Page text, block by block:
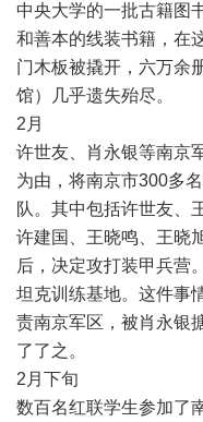
中央大学的一批古籍图
和善本的线装书籍，在
门木板被撬开，六万余
馆）几乎遗失殆尽。
2 月
许世友、肖永银等南京
为由，将南京市300多
队。其中包括许世友、
许建国、王晓鸣、王晓
后，决定攻打装甲兵营
坦克训练基地。这件事
责南京军区，被肖永银
了了之。
2 月下旬
数百名红联学生参加了